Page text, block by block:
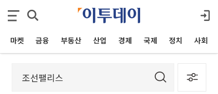
마켓 금융 부동산 산업 경제 국제 정치 사회